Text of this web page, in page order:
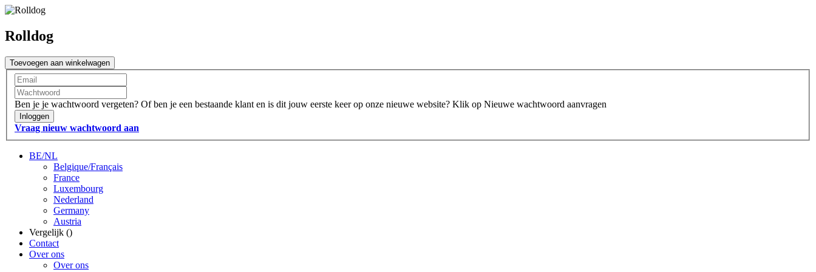
Rolldog
Toevoegen aan winkelwagen
Ben je je wachtwoord vergeten? Of ben je een bestaande klant en is dit jouw eerste keer op onze nieuwe website? Klik op Nieuwe wachtwoord aanvragen
Inloggen
Vraag nieuw wachtwoord aan
BE/NL
Belgique/Français
France
Luxembourg
Nederland
Germany
Austria
Vergelijk ()
Contact
Over ons
Over ons